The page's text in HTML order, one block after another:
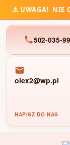
⚠️ UWAGA! NIE
502-035-
olex2@wp.pl
NAPISZ DO NAS